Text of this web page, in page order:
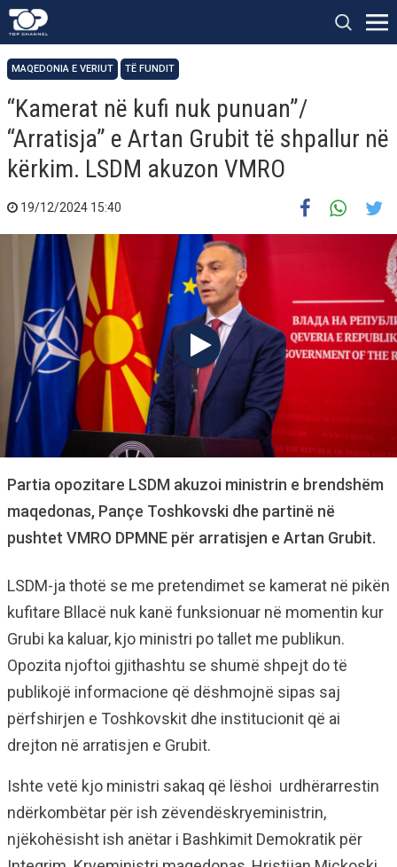
MAQEDONIA E VERIUT TË FUNDIT
“Kamerat në kufi nuk punuan”/
“Arratisja” e Artan Grubit të shpallur në
kërkim. LSDM akuzon VMRO
19/12/2024 15:40
Partia opozitare LSDM akuzoi ministrin e brendshëm
maqedonas, Pançe Toshkovski dhe partinë në
pushtet VMRO DPMNE për arratisjen e Artan Grubit.
LSDM-ja thotë se me pretendimet se kamerat në pikën
kufitare Bllacë nuk kanë funksionuar në momentin kur
Grubi ka kaluar, kjo ministri po tallet me publikun.
Opozita njoftoi gjithashtu se shumë shpejt do të
publikojë informacione që dëshmojnë sipas saj
përfshirjen e Toshkovskit dhe institucionit që ai
drejton në arratisjen e Grubit.
Ishte vetë kjo ministri sakaq që lëshoi urdhërarrestin
ndërkombëtar për ish zëvendëskryeministrin,
njëkohësisht ish anëtar i Bashkimit Demokratik për